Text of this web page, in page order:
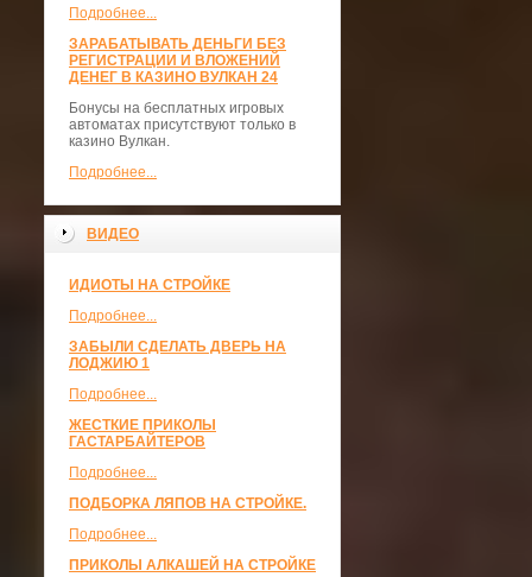
Подробнее...
ЗАРАБАТЫВАТЬ ДЕНЬГИ БЕЗ
РЕГИСТРАЦИИ И ВЛОЖЕНИЙ
ДЕНЕГ В КАЗИНО ВУЛКАН 24
Бонусы на бесплатных игровых
автоматах присутствуют только в
казино Вулкан.
Подробнее...
ВИДЕО
ИДИОТЫ НА СТРОЙКЕ
Подробнее...
ЗАБЫЛИ СДЕЛАТЬ ДВЕРЬ НА
ЛОДЖИЮ 1
Подробнее...
ЖЕСТКИЕ ПРИКОЛЫ
ГАСТАРБАЙТЕРОВ
Подробнее...
ПОДБОРКА ЛЯПОВ НА СТРОЙКЕ.
Подробнее...
ПРИКОЛЫ АЛКАШЕЙ НА СТРОЙКЕ